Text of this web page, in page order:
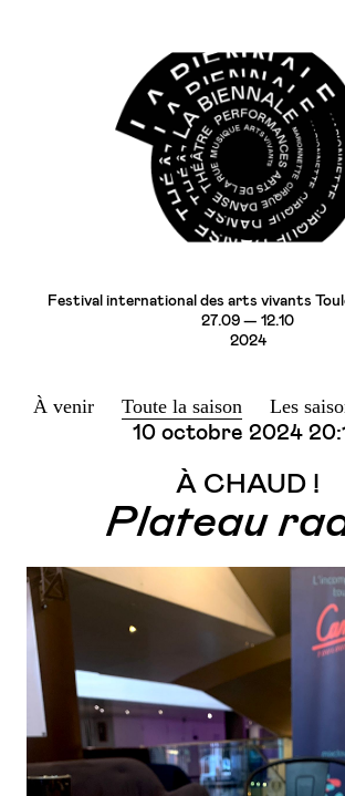
Festival international des arts vivants
27.09 — 12.10
2024
À venir Toute la saison
Les
10 octobre 2024
À CHAUD !
Plateau